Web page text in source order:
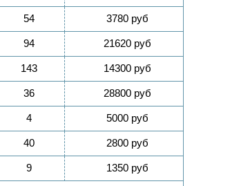
54 3780 руб
94 21620 руб
143 14300 руб
36 28800 руб
4 5000 руб
40 2800 руб
9 1350 руб